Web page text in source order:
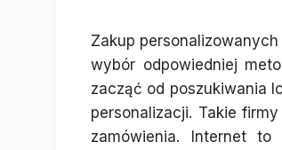
Zakup
wybór odpowiedniej
zacząć od poszukiwania
personalizacji. Takie
zamówienia. Internet